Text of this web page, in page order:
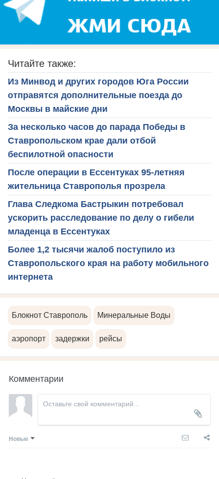
Читайте также:
Из Минвод и других городов Юга России
отправятся дополнительные поезда до
Москвы в майские дни
За несколько часов до парада Победы в
Ставропольском крае дали отбой
беспилотной опасности
После операции в Ессентуках 95-летняя
жительница Ставрополья прозрела
Глава Следкома Бастрыкин потребовал
ускорить расследование по делу о гибели
младенца в Ессентуках
Более 1,2 тысячи жалоб поступило из
Ставропольского края на работу мобильного
интернета
Блокнот Ставрополь Минеральные Воды
аэропорт задержки рейсы
Комментарии
Новые